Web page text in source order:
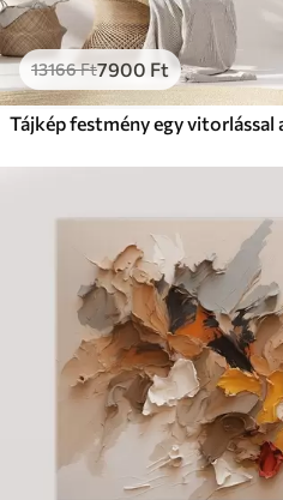
13166Ft7900 Ft